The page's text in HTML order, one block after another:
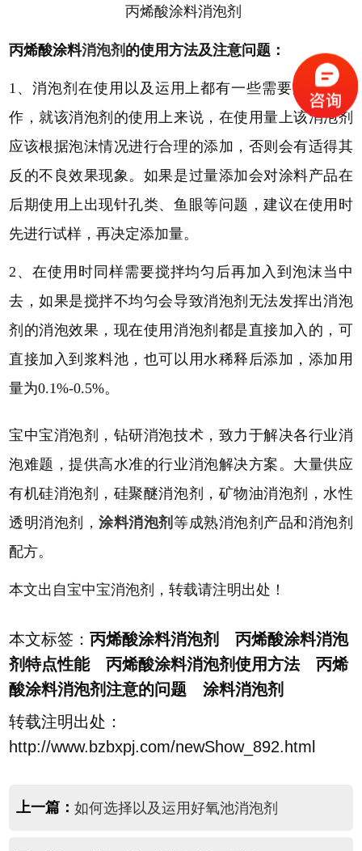
丙烯酸涂料消泡剂
丙烯酸涂料消泡剂 的使用方法及注意问题：
1、消泡剂在使用以及运用上都有一些需要注意的操
作，就该消泡剂的使用上来说，在使用量上该消泡剂
应该根据泡沫情况进行合理的添加，否则会有适得其
反的不良效果现象。如果是过量添加会对涂料产品在
后期使用上出现针孔类、鱼眼等问题，建议在使用时
先进行试样，再决定添加量。
2、在使用时同样需要搅拌均匀后再加入到泡沫当中
去，如果是搅拌不均匀会导致消泡剂无法发挥出消泡
剂的消泡效果，现在使用消泡剂都是直接加入的，可
直接加入到浆料池，也可以用水稀释后添加，添加用
量为0.1%-0.5%。
宝中宝消泡剂，钻研消泡技术，致力于解决各行业消
泡难题，提供高水准的行业消泡解决方案。大量供应
有机硅消泡剂，硅聚醚消泡剂，矿物油消泡剂，水性
透明消泡剂，涂料消泡剂等成熟消泡剂产品和消泡剂
配方。
本文出自宝中宝消泡剂，转载请注明出处！
本文标签：丙烯酸涂料消泡剂 丙烯酸涂料消泡
剂特点性能 丙烯酸涂料消泡剂使用方法 丙烯
酸涂料消泡剂注意的问题 涂料消泡剂
转载注明出处：
http://www.bzbxpj.com/newShow_892.html
上一篇： 如何选择以及运用好氧池消泡剂